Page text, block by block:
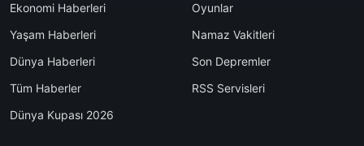
Ekonomi Haberleri
Yaşam Haberleri
Dünya Haberleri
Tüm Haberler
Dünya Kupası 2026
Oyunlar
Namaz Vakitleri
Son Depremler
RSS Servisleri